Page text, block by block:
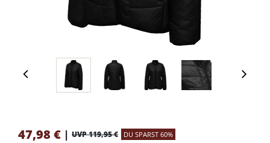
47,98 € | UVP 119,95 € DU SPARST 60%